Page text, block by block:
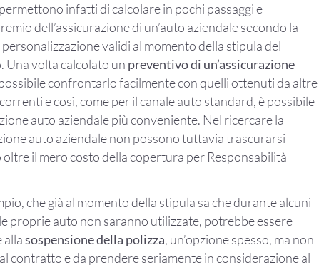
infatti di calcolare in pochi passaggi e
dell’assicurazione di un’auto aziendale secondo la
validi al momento della stipula del
volta calcolato un preventivo di un’assicurazione
confrontarlo facilmente con quelli ottenuti da altre
e così, come per il canale auto standard, è possibile
auto aziendale più conveniente. Nel ricercare la
auto aziendale non possono tuttavia trascurarsi
oltre il mero costo della copertura per Responsabilità
che già al momento della stipula sa che durante alcuni
proprie auto non saranno utilizzate, potrebbe essere
allasospensione della polizza, un’opzione spesso, ma non
contratto e da prendere seriamente in considerazione al